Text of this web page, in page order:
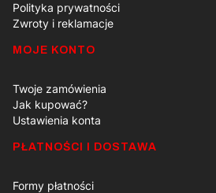
Polityka prywatności
Zwroty i reklamacje
MOJE KONTO
Twoje zamówienia
Jak kupować?
Ustawienia konta
PŁATNOŚCI I DOSTAWA
Formy płatności